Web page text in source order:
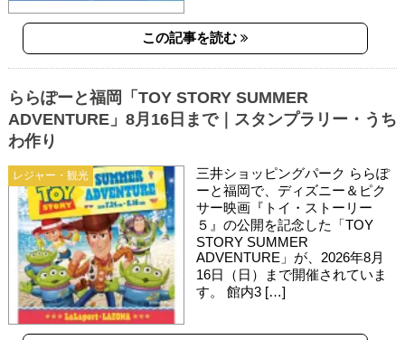
この記事を読む
レジャー・観光
ららぽーと福岡「TOY STORY SUMMER
ADVENTURE」8月16日まで｜スタンプラリー・うち
わ作り
三井ショッピングパーク ららぽ
ーと福岡で、ディズニー＆ピク
サー映画『トイ・ストーリー
５』の公開を記念した「TOY
STORY SUMMER
ADVENTURE」が、2026年8月
16日（日）まで開催されていま
す。 館内3 […]